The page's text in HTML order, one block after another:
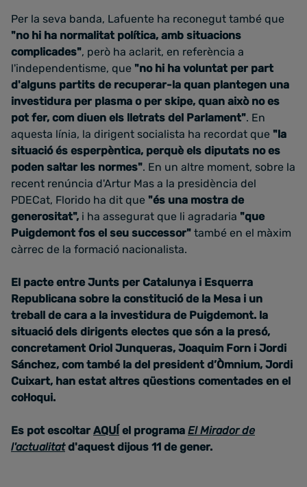
Per la seva banda, Lafuente ha reconegut també que
"no hi ha normalitat política, amb situacions
complicades", però ha aclarit, en referència a
l'independentisme, que "no hi ha voluntat per part
d'alguns partits de recuperar-la quan plantegen una
investidura per plasma o per skipe, quan això no es
pot fer, com diuen els lletrats del Parlament". En
aquesta línia, la dirigent socialista ha recordat que "la
situació és esperpèntica, perquè els diputats no es
poden saltar les normes". En un altre moment, sobre la
recent renúncia d'Artur Mas a la presidència del
PDECat, Florido ha dit que "és una mostra de
generositat", i ha assegurat que li agradaria "que
Puigdemont fos el seu successor" també en el màxim
càrrec de la formació nacionalista.
El pacte entre Junts per Catalunya i Esquerra
Republicana sobre la constitució de la Mesa i un
treball de cara a la investidura de Puigdemont. la
situació dels dirigents electes que són a la presó,
concretament Oriol Junqueras, Joaquim Forn i Jordi
Sánchez, com també la del president d’Òmnium, Jordi
Cuixart, han estat altres qüestions comentades en el
col·loqui.
Es pot escoltar AQUÍ el programa El Mirador de
l'actualitatd'aquest dijous 11 de gener.